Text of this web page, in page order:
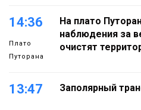
14:36
Плато
Путорана
На плато
наблюдения за
очистят
13:47
Заполярный